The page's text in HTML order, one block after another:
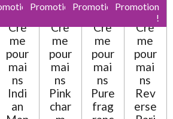
Crè
me
pour
mai
ns
Indi
an
Promotion
Crè
me
pour
mai
ns
Pink
char
Promotion
Crè
me
pour
mai
ns
Pure
frag
Promotion
!
Crè
me
pour
mai
ns
Rev
erse